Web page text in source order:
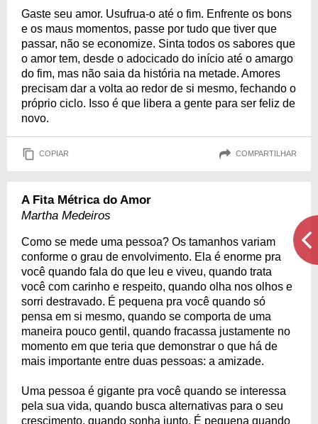
Gaste seu amor. Usufrua-o até o fim. Enfrente os bons
e os maus momentos, passe por tudo que tiver que
passar, não se economize. Sinta todos os sabores que
o amor tem, desde o adocicado do início até o amargo
do fim, mas não saia da história na metade. Amores
precisam dar a volta ao redor de si mesmo, fechando o
próprio ciclo. Isso é que libera a gente para ser feliz de
novo.
COPIAR COMPARTILHAR
A Fita Métrica do Amor
Martha Medeiros
Como se mede uma pessoa? Os tamanhos variam
conforme o grau de envolvimento. Ela é enorme pra
você quando fala do que leu e viveu, quando trata
você com carinho e respeito, quando olha nos olhos e
sorri destravado. É pequena pra você quando só
pensa em si mesmo, quando se comporta de uma
maneira pouco gentil, quando fracassa justamente no
momento em que teria que demonstrar o que há de
mais importante entre duas pessoas: a amizade.
Uma pessoa é gigante pra você quando se interessa
pela sua vida, quando busca alternativas para o seu
crescimento, quando sonha junto. É pequena quando